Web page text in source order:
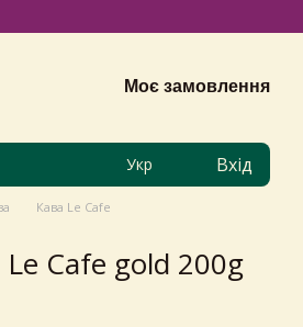
Моє замовлення
Укр Вхід
Кава Le Cafe
Cafe gold 200g